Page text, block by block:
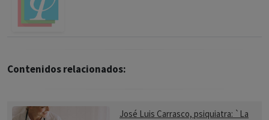
Contenidos relacionados:
José Luis Carrasco, psiquiatra: `La